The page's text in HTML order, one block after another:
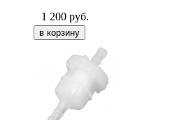
1 200 руб.